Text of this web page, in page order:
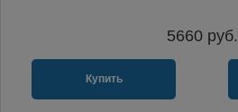
5660руб.
Купить